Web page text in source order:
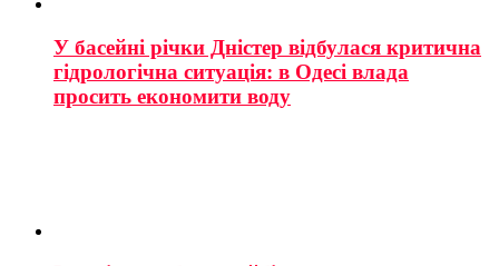
У басейні річки Дністер відбулася критична
гідрологічна ситуація: в Одесі влада
просить економити воду